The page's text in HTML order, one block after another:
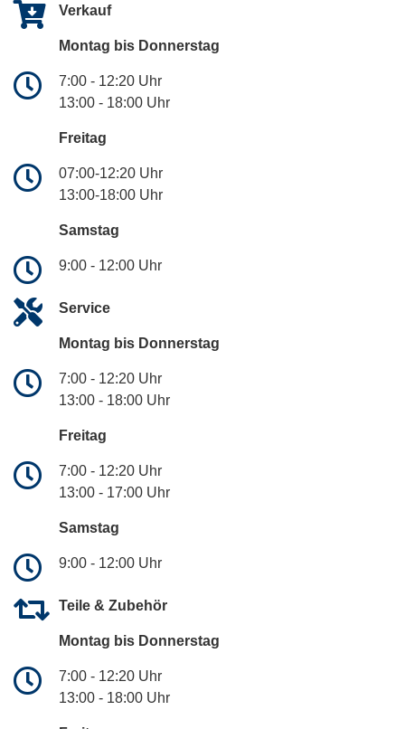
Verkauf
Montag bis Donnerstag
7:00 - 12:20 Uhr
13:00 - 18:00 Uhr
Freitag
07:00-12:20 Uhr
13:00-18:00 Uhr
Samstag
9:00 - 12:00 Uhr
Service
Montag bis Donnerstag
7:00 - 12:20 Uhr
13:00 - 18:00 Uhr
Freitag
7:00 - 12:20 Uhr
13:00 - 17:00 Uhr
Samstag
9:00 - 12:00 Uhr
Teile & Zubehör
Montag bis Donnerstag
7:00 - 12:20 Uhr
13:00 - 18:00 Uhr